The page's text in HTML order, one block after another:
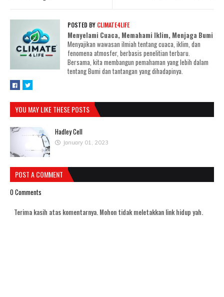
POSTED BY CLIMATE4LIFE
Menyelami Cuaca, Memahami Iklim, Menjaga Bumi
Menyajikan wawasan ilmiah tentang cuaca, iklim, dan
fenomena atmosfer, berbasis penelitian terbaru.
Bersama, kita membangun pemahaman yang lebih dalam
tentang Bumi dan tantangan yang dihadapinya.
YOU MAY LIKE THESE POSTS
Hadley Cell
January 01, 2023
POST A COMMENT
0 Comments
Terima kasih atas komentarnya. Mohon tidak meletakkan link hidup yah.